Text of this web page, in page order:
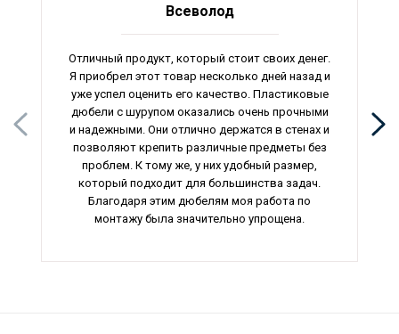
Всеволод
Отличный продукт, который стоит своих денег.
Я приобрел этот товар несколько дней назад и
уже успел оценить его качество. Пластиковые
дюбели с шурупом оказались очень прочными
и надежными. Они отлично держатся в стенах и
позволяют крепить различные предметы без
проблем. К тому же, у них удобный размер,
который подходит для большинства задач.
Благодаря этим дюбелям моя работа по
монтажу была значительно упрощена.